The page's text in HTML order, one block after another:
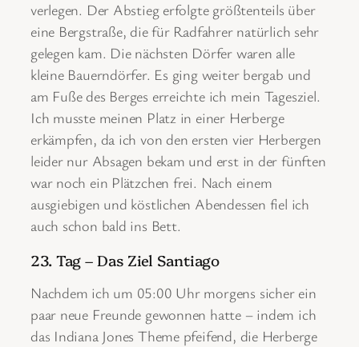
verlegen. Der Abstieg erfolgte größtenteils über
eine Bergstraße, die für Radfahrer natürlich sehr
gelegen kam. Die nächsten Dörfer waren alle
kleine Bauerndörfer. Es ging weiter bergab und
am Fuße des Berges erreichte ich mein Tagesziel.
Ich musste meinen Platz in einer Herberge
erkämpfen, da ich von den ersten vier Herbergen
leider nur Absagen bekam und erst in der fünften
war noch ein Plätzchen frei. Nach einem
ausgiebigen und köstlichen Abendessen fiel ich
auch schon bald ins Bett.
23. Tag – Das Ziel Santiago
Nachdem ich um 05:00 Uhr morgens sicher ein
paar neue Freunde gewonnen hatte – indem ich
das Indiana Jones Theme pfeifend, die Herberge